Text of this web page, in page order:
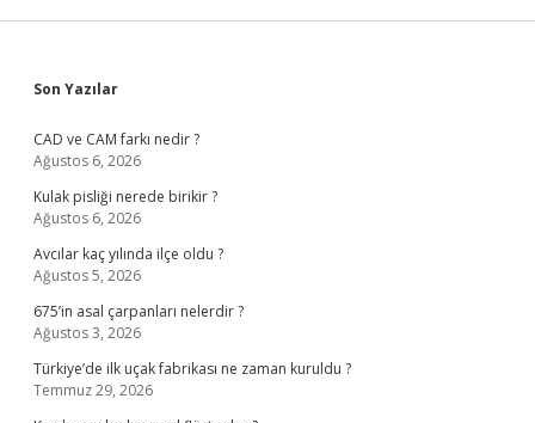
Sidebar
Son Yazılar
CAD ve CAM farkı nedir ?
Ağustos 6, 2026
Kulak pisliği nerede birikir ?
Ağustos 6, 2026
Avcılar kaç yılında ilçe oldu ?
Ağustos 5, 2026
675’in asal çarpanları nelerdir ?
Ağustos 3, 2026
Türkiye’de ilk uçak fabrikası ne zaman kuruldu ?
Temmuz 29, 2026